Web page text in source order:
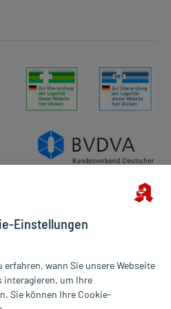
zzgl. Versandkosten
Einstellungen
wann Sie unsere Webseite
interagieren, um Ihre
Sie können Ihre Cookie-